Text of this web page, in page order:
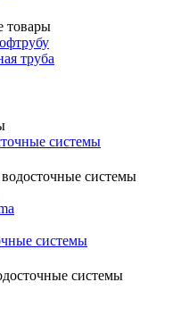
товары
труба
системы
системы
системы
системы